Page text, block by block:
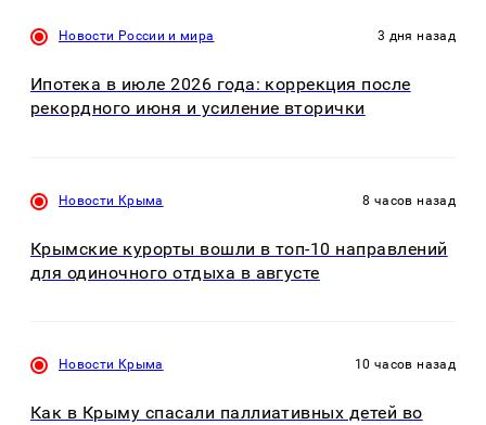
Новости России и мира 3 дня назад
Ипотека в июле 2026 года: коррекция после
рекордного июня и усиление вторички
Новости Крыма 8 часов назад
Крымские курорты вошли в топ-10 направлений
для одиночного отдыха в августе
Новости Крыма 10 часов назад
Как в Крыму спасали паллиативных детей во